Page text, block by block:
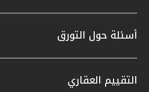
أسئلة حول التورق
التقييم العقاري